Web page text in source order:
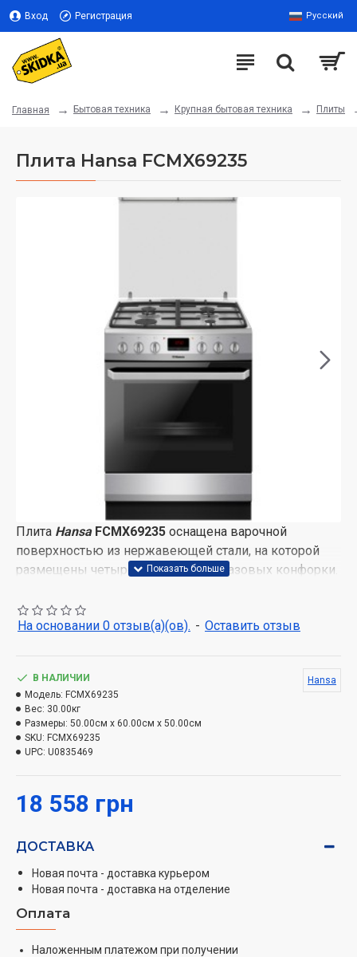
Вход Регистрация Русский
Главная Бытовая техника Крупная бытовая техника Плиты
Плита Hansa FCMX69235
Плита HansaFCMX69235 оснащена варочной
поверхностью из нержавеющей стали, на которой
размещены четыре классических газовых конфорки.
которые отличаются более высокой устойчивостью и
надежностью. Для удобства эксплуатации
время держать под рукой спички или зажигалку.
Для большей безопасности эксплуатации
предусмотрена система газ-контроля и защита от
детей. Что касается духовки, то емкость рабочей
оснащение включает систему конвекции и
электрогриль.
В сумме производителем
приготовления в духовке.
Для упрощения ухода есть
функция очистки паром. Панель управления
сформирована из классических поворотных
переключателей, но дополнительно снабжена
большим и ярким дисплеем.
На основании 0 отзыв(а)(ов). - Оставить отзыв
18 558 грн
В НАЛИЧИИ
Модель: FCMX69235
Вес: 30.00кг
Размеры: 50.00см x 60.00см x 50.00см
SKU: FCMX69235
UPC: U0835469
Hansa
ДОСТАВКА
Новая почта - доставка курьером
Новая почта - доставка на отделение
Оплата
Наложенным платежом при получении